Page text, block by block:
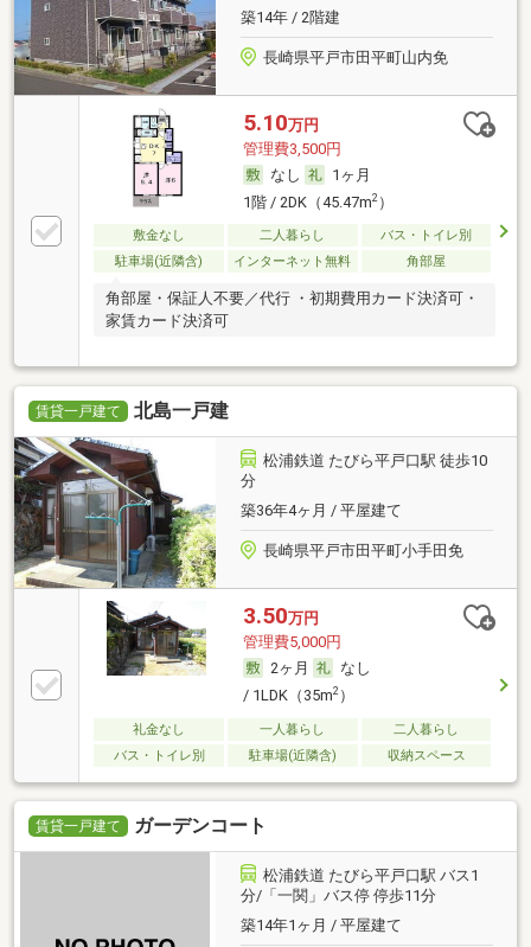
築14年 / 2階建
長崎県平戸市田平町山内免
5.10万円
管理費3,500円
なし
1ヶ月
1階 / 2DK（45.47m2）
敷金なし 二人暮らし
バス・トイレ別
駐車場(近隣含)
インターネット無料 角部屋
角部屋・保証人不要／代行 ・初期費用カード決済可・
家賃カード決済可
賃貸一戸建て 北島一戸建
松浦鉄道 たびら平戸口駅 徒歩10
分
築36年4ヶ月 / 平屋建て
長崎県平戸市田平町小手田免
3.50万円
管理費5,000円
2ヶ月
なし
/ 1LDK（35m2）
礼金なし 一人暮らし
二人暮らし
バス・トイレ別
駐車場(近隣含) 収納スペース
賃貸一戸建て ガーデンコート
松浦鉄道 たびら平戸口駅 バス1
分/「一関」バス停 停歩11分
築14年1ヶ月 / 平屋建て